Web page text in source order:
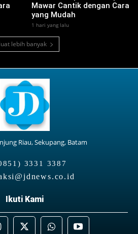
Mawar Cantik dengan Cara
yang Mudah
1 hari yang lalu
lebih banyak
Riau, Sekupang, Batam
3331 3387
Ikuti Kami